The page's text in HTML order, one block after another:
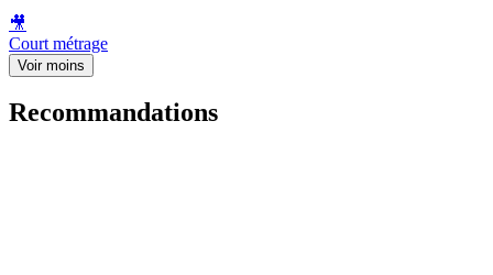
🎥
Court métrage
Voir moins
Recommandations